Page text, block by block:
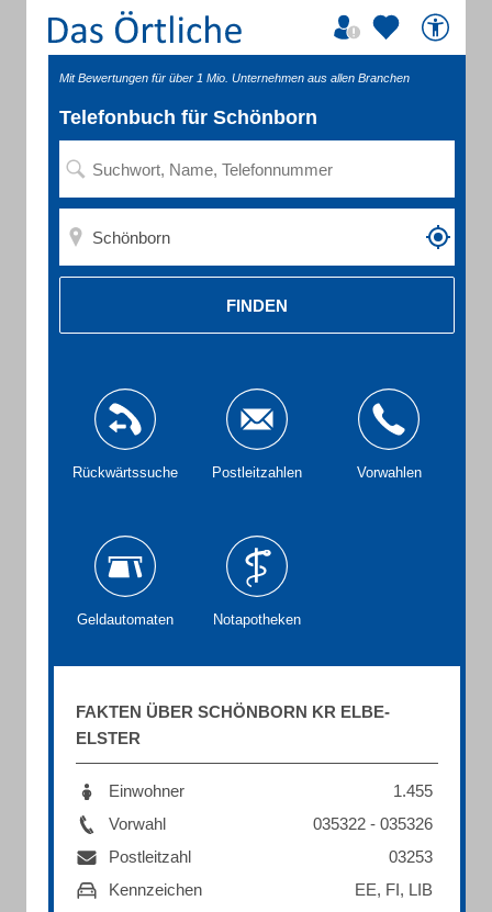
Mit Bewertungen für über 1 Mio. Unternehmen aus allen Branchen
Telefonbuch für Schönborn
FINDEN
Rückwärtssuche Postleitzahlen Vorwahlen
Geldautomaten Notapotheken
FAKTEN ÜBER SCHÖNBORN KR ELBE-
ELSTER
Einwohner
1.455
Vorwahl
035322 - 035326
Postleitzahl
03253
Kennzeichen
EE, FI, LIB